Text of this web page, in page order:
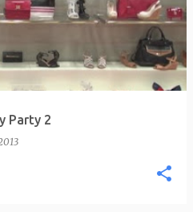
Party 2